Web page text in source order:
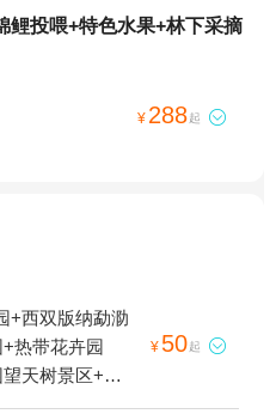
鲤投喂+特色水果+林下采摘
¥ 288起 
+西双版纳勐泐
热带花卉园
天树景区+基
+野象谷+中
¥ 50起 